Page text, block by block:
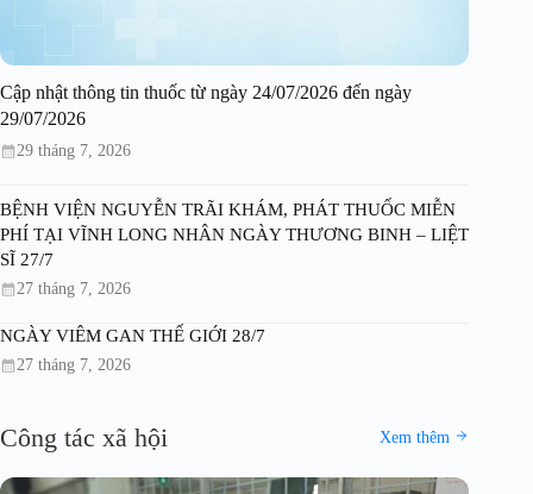
Cập nhật thông tin thuốc từ ngày 24/07/2026 đến ngày
29/07/2026
29 tháng 7, 2026
BỆNH VIỆN NGUYỄN TRÃI KHÁM, PHÁT THUỐC MIỄN
PHÍ TẠI VĨNH LONG NHÂN NGÀY THƯƠNG BINH – LIỆT
SĨ 27/7
27 tháng 7, 2026
NGÀY VIÊM GAN THẾ GIỚI 28/7
27 tháng 7, 2026
Công tác xã hội Xem thêm